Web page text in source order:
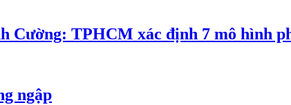
Cường: TPHCM xác định 7 mô hình
ngập